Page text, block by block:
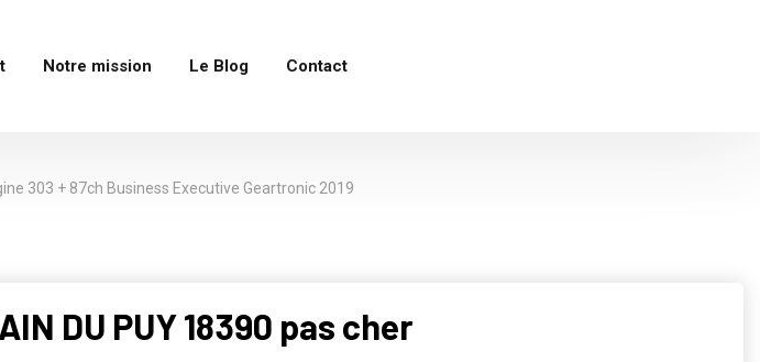
Notre mission Le Blog Contact
303 + 87ch Business Executive Geartronic 2019
DU PUY 18390 pas cher